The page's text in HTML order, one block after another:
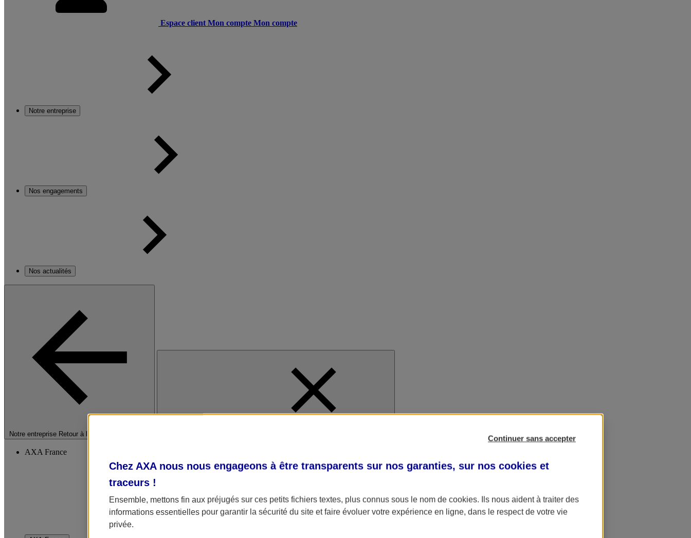
Espace client Mon compte Mon compte
Notre entreprise
Nos engagements
Nos actualités
Notre entreprise Retour à la section précédente
AXA France
Continuer sans accepter
Chez AXA nous nous engageons à être transparents sur nos garanties, sur nos cookies et
traceurs !
Ensemble, mettons fin aux préjugés sur ces petits fichiers textes, plus connus sous le nom de cookies. Ils nous aident à traiter des
informations essentielles pour garantir la sécurité du site et faire évoluer votre expérience en ligne, dans le respect de votre vie
privée.